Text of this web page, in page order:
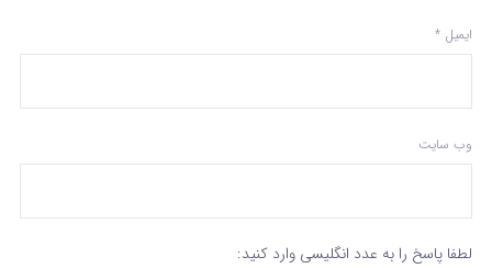
ایمیل *
وب‌ سایت
لطفا پاسخ را به عدد انگلیسی وارد کنید: